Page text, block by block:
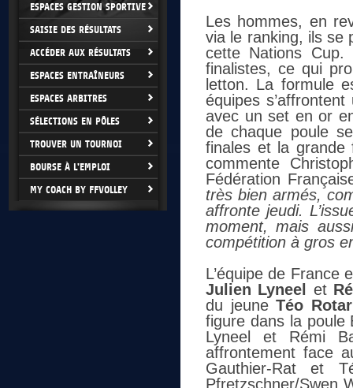
ESPACES GESTION SPORTIVE
SAISIE DES RÉSULTATS
ACCÉDER AUX RÉSULTATS
ESPACES ENTRAÎNEURS
ESPACES ARBITRES
SÉLECTIONS EN PÔLES
TROUVER UN TOURNOI
BOURSE À L'EMPLOI
MY COACH BY FFVOLLEY
Les hommes, en
via le ranking, ils se
cette Nations
finalistes, ce qui
letton. La formule
équipes
avec un set en or
de chaque poule
finales et la
commente
Fédération
très bien armés,
affronte jeudi.
moment, mais
compétition à gros
L’équipe de France
Julien Lyneel et
du jeuneTéo Rotar
figure dans la poule
Lyneel et Rémi
affrontement face
Gauthier-Rat et
Pfretzschner/Swen